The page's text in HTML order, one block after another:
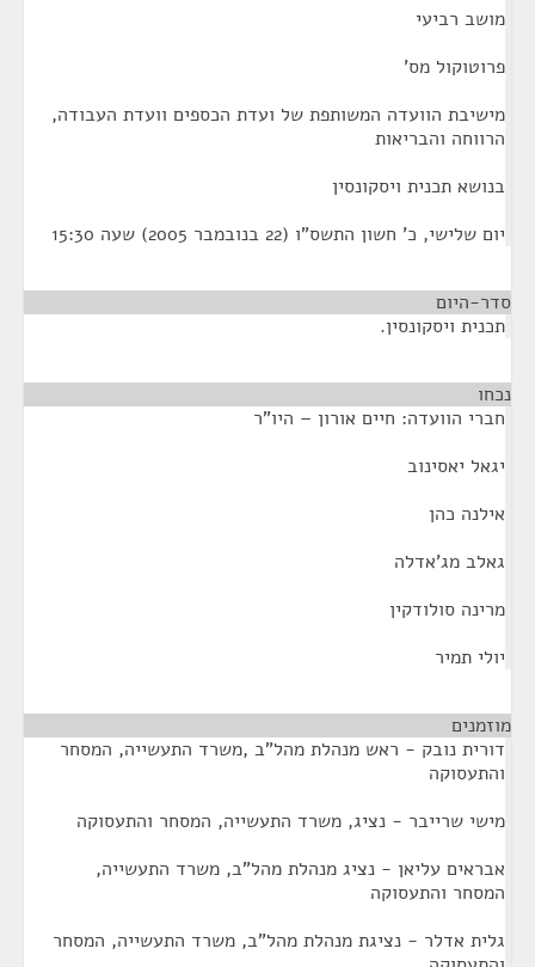
מושב רביעי
פרוטוקול מס'
מישיבת הוועדה המשותפת של ועדת הכספים וועדת העבודה,
הרווחה והבריאות
בנושא תכנית ויסקונסין
יום שלישי, כ' חשון התשס"ו (22 בנובמבר 2005) שעה 15:30
סדר-היום
תכנית ויסקונסין.
נכחו
חברי הוועדה: חיים אורון – היו"ר
יגאל יאסינוב
אילנה כהן
גאלב מג'אדלה
מרינה סולודקין
יולי תמיר
מוזמנים
דורית נובק - ראש מנהלת מהל"ב ,משרד התעשייה, המסחר
והתעסוקה
מישי שרייבר - נציג, משרד התעשייה, המסחר והתעסוקה
אבראים עליאן - נציג מנהלת מהל"ב, משרד התעשייה,
המסחר והתעסוקה
גלית אדלר - נציגת מנהלת מהל"ב, משרד התעשייה, המסחר